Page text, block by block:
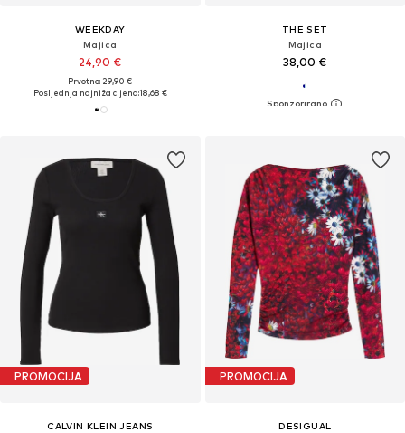
WEEKDAY
Majica
24,90 €
Prvotno: 29,90 €
Posljednja najniža cijena:18,68 €
THE SET
Majica
38,00 €
PROMOCIJA
CALVIN KLEIN JEANS
PROMOCIJA
DESIGUAL